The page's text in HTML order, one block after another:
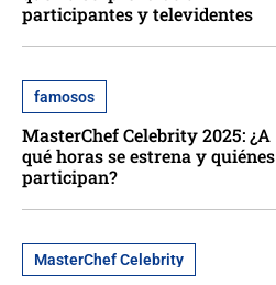
participantes y televidentes
famosos
MasterChef Celebrity 2025: ¿A
qué horas se estrena y quiénes
participan?
MasterChef Celebrity